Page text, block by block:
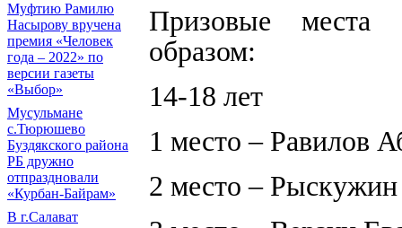
Муфтию Рамилю
Насырову вручена
премия «Человек
года – 2022» по
версии газеты
«Выбор»
Мусульмане
с.Тюрюшево
Буздякского района
РБ дружно
отпраздновали
«Курбан-Байрам»
В г.Салават
Призовые места
образом:
14-18 лет
1 место – Равилов
2 место –